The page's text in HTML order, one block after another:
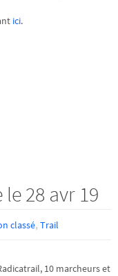
ici.
28 avr 19
classé, Trail
10 marcheurs et